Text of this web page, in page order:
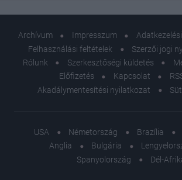
Archívum Impresszum
Felhasználási feltételek
Szerzői jogi
Rólunk
Szerkesztőségi küldetés
Előfizetés
Kapcsolat
Akadálymentesítési nyilatkozat
USA Németország Brazília
Anglia
Bulgária
Spanyolország
Dél-